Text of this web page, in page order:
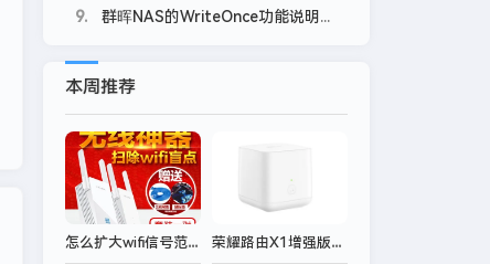
9 群晖NAS的WriteOnce功能说明：一次写入，长久存储
本周推荐
怎么扩大wifi信号范围? 荣耀路由X1增强版用手机怎么设置？